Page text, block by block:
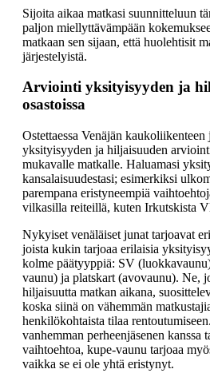
Sijoita aikaa matkasi suunnitteluun
paljon miellyttävämpään
matkaan sen sijaan, että huolehtisit
järjestelyistä.
Arviointi yksityisyyden ja
osastoissa
Ostettaessa Venäjän
yksityisyyden ja hiljaisuuden
mukavalle matkalle. Haluamasi
kansalaisuudestasi; esimerkiksi
parempana eristyneempiä
vilkasilla reiteillä, kuten Irkutskista
Nykyiset venäläiset junat tarjoavat
joista kukin tarjoaa erilaisia
kolme päätyyppiä: SV
vaunu) ja platskart (avovaunu). Ne,
hiljaisuutta matkan aikana,
koska siinä on vähemmän
henkilökohtaista tilaa
vanhemman perheenjäsenen kanssa
vaihtoehtoa, kupe-vaunu tarjoaa
vaikka se ei ole yhtä eristynyt.